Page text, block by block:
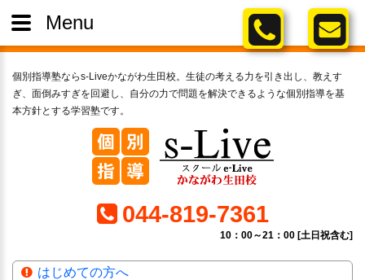
個別指導塾ならs-Liveかながわ生田校。生徒の考える力を引き出し、教えす
ぎ、面倒みすぎを回避し、自分の力で問題を解決できるような個別指導を基
本方針とする学習塾です。
044-819-7361
10：00～21：00 [土日祝含む]
はじめての方へ
Menu